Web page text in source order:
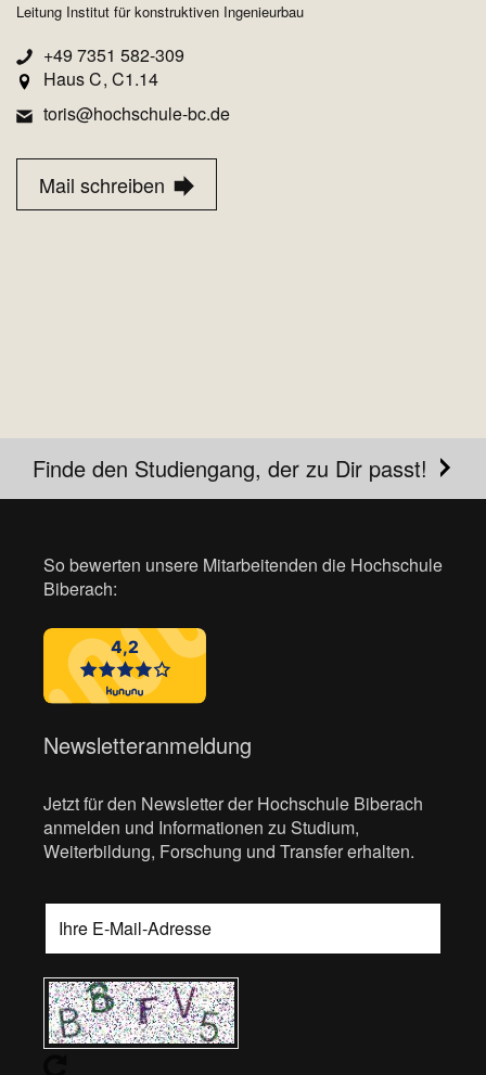
Leitung Institut für konstruktiven Ingenieurbau
+49 7351 582-309
Haus C C1.14
toris@hochschule-bc.de
Mail schreiben
Finde den Studiengang, der zu Dir passt!
So bewerten unsere Mitarbeitenden die Hochschule
Biberach:
Newsletteranmeldung
Jetzt für den Newsletter der Hochschule Biberach
anmelden und Informationen zu Studium,
Weiterbildung, Forschung und Transfer erhalten.